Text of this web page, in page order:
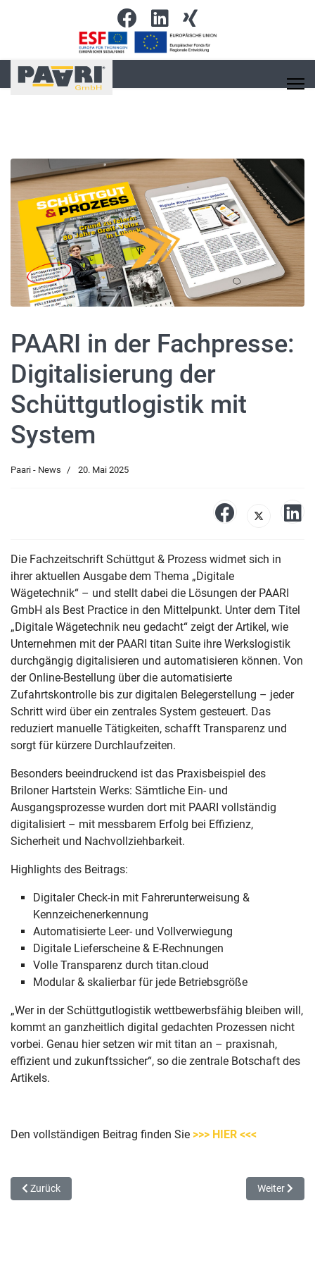
PAARI in der Fachpresse:
Digitalisierung der
Schüttgutlogistik mit
System
Paari - News 20. Mai 2025
Die Fachzeitschrift Schüttgut & Prozess widmet sich in
ihrer aktuellen Ausgabe dem Thema „Digitale
Wägetechnik“ – und stellt dabei die Lösungen der PAARI
GmbH als Best Practice in den Mittelpunkt. Unter dem Titel
„Digitale Wägetechnik neu gedacht“ zeigt der Artikel, wie
Unternehmen mit der PAARI titan Suite ihre Werkslogistik
durchgängig digitalisieren und automatisieren können. Von
der Online-Bestellung über die automatisierte
Zufahrtskontrolle bis zur digitalen Belegerstellung – jeder
Schritt wird über ein zentrales System gesteuert. Das
reduziert manuelle Tätigkeiten, schafft Transparenz und
sorgt für kürzere Durchlaufzeiten.
Besonders beeindruckend ist das Praxisbeispiel des
Briloner Hartstein Werks: Sämtliche Ein- und
Ausgangsprozesse wurden dort mit PAARI vollständig
digitalisiert – mit messbarem Erfolg bei Effizienz,
Sicherheit und Nachvollziehbarkeit.
Highlights des Beitrags:
Digitaler Check-in mit Fahrerunterweisung &
Kennzeichenerkennung
Automatisierte Leer- und Vollverwiegung
Digitale Lieferscheine & E-Rechnungen
Volle Transparenz durch titan.cloud
Modular & skalierbar für jede Betriebsgröße
„Wer in der Schüttgutlogistik wettbewerbsfähig bleiben will,
kommt an ganzheitlich digital gedachten Prozessen nicht
vorbei. Genau hier setzen wir mit titan an – praxisnah,
effizient und zukunftssicher“, so die zentrale Botschaft des
Artikels.
Den vollständigen Beitrag finden Sie >>> HIER <<<
Vorheriger Beitrag: Engagement, das aufblüht
Zurück Nächster
Weiter